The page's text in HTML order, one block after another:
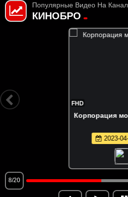
Популярные Видео На
КИНОБРО
Корпорация монстров
2023-04-27 19:37
8/20